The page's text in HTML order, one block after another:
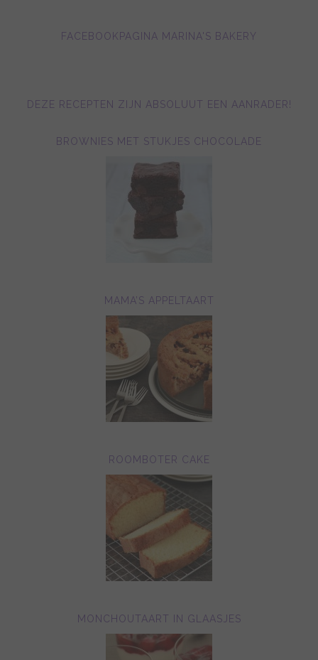
FACEBOOKPAGINA MARINA'S BAKERY
DEZE RECEPTEN ZIJN ABSOLUUT EEN AANRADER!
BROWNIES MET STUKJES CHOCOLADE
MAMA’S APPELTAART
ROOMBOTER CAKE
MONCHOUTAART IN GLAASJES